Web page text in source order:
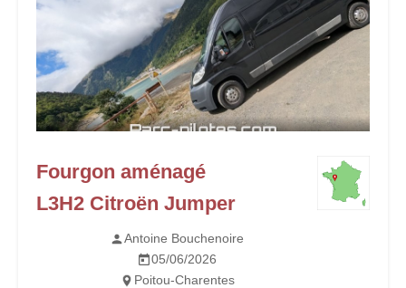
Fourgon aménagé
L3H2 Citroën Jumper
Antoine Bouchenoire
05/06/2026
Poitou-Charentes